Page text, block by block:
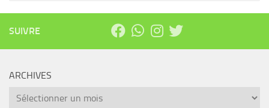
SUIVRE
ARCHIVES
Archives